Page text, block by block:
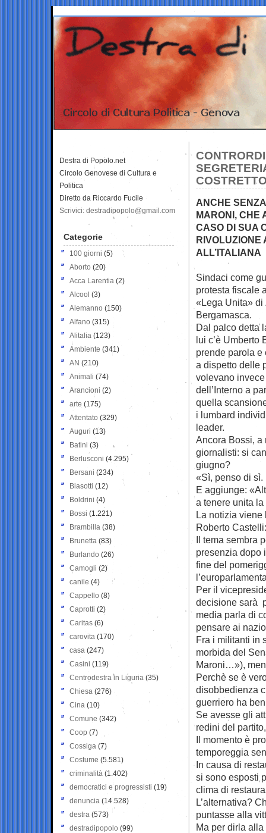
ANCHE
MARONI, CHE
CASO DI SUA
RIVOLUZIONE
ALL’ITALIANA
Sindaci come
protesta fiscale
«Lega Unita»
Bergamasca.
Dal palco detta
lui c’è Umberto
prende parola
a dispetto delle
volevano
dell’Interno a
quella
i lumbard
leader.
Ancora Bossi, a
giornalisti: si
giugno?
«Sì, penso di sì.
E aggiunge:
a tenere unita la
La notizia viene
Roberto
Il tema sembra
presenzia dopo
fine del
Per il
decisione sarà
media parla di
pensare ai
Fra i militanti in
morbida del
Maroni…»),
Perchè se è
disobbedienza
guerriero ha
Se avesse gli
redini del
Il momento è
temporeggia
In causa di
si sono esposti
clima di
L’alternativa?
puntasse alla
Ma per dirla alla
Destra di Popolo.net
Circolo Genovese di Cultura e
Politica
Diretto da Riccardo Fucile
Scrivici: destradipopolo@gmail.com
Categorie
100 giorni (5)
Aborto (20)
Acca Larentia (2)
Alcool (3)
Alemanno (150)
Alfano (315)
Alitalia (123)
Ambiente (341)
AN (210)
Animali (74)
Arancioni (2)
arte (175)
Attentato (329)
Auguri (13)
Batini (3)
Berlusconi (4.295)
Bersani (234)
Biasotti (12)
Boldrini (4)
Bossi (1.221)
Brambilla (38)
Brunetta (83)
Burlando (26)
Camogli (2)
canile (4)
Cappello (8)
Caprotti (2)
Caritas (6)
carovita (170)
casa (247)
Casini (119)
Centrodestra in Liguria (35)
Chiesa (276)
Cina (10)
Comune (342)
Coop (7)
Cossiga (7)
Costume (5.581)
criminalità (1.402)
democratici e progressisti (19)
denuncia (14.528)
destra (573)
destradipopolo (99)